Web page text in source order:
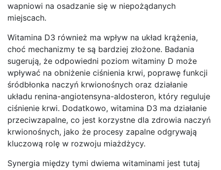
wapniowi na osadzanie się w niepożądanych
miejscach.
Witamina D3 również ma wpływ na układ krążenia,
choć mechanizmy te są bardziej złożone. Badania
sugerują, że odpowiedni poziom witaminy D może
wpływać na obniżenie ciśnienia krwi, poprawę funkcji
śródbłonka naczyń krwionośnych oraz działanie
układu renina-angiotensyna-aldosteron, który reguluje
ciśnienie krwi. Dodatkowo, witamina D3 ma działanie
przeciwzapalne, co jest korzystne dla zdrowia naczyń
krwionośnych, jako że procesy zapalne odgrywają
kluczową rolę w rozwoju miażdżycy.
Synergia między tymi dwiema witaminami jest tutaj